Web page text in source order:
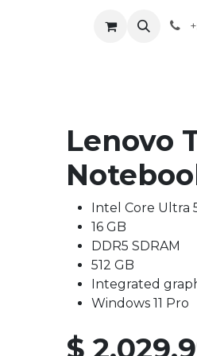
Lenovo
Intel Core Ultra
16 GB
DDR5 SDRAM
512 GB
Integrated
Windows 11 Pro
$